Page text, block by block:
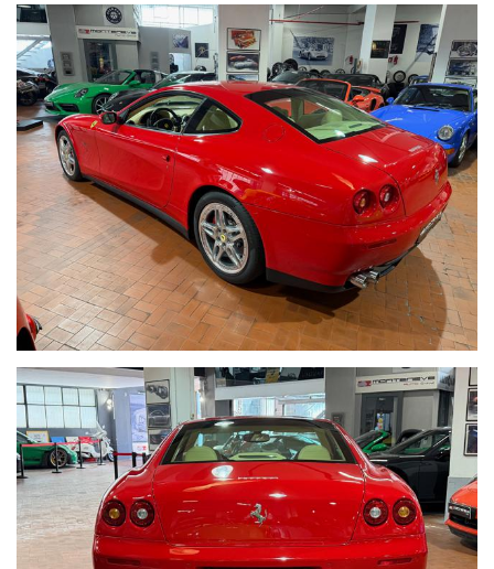
_____CONTO VENDITA ED ASSISTENZA ALLA VENDITA_____
SE VOLETE VENDERE LA VOSTRA AUTO SENZA DOVERVI
OCCUPARE DI TRATTATIVE E PAGAMENTI POSSIAMO
OCCUPARCENE NOI, METTIAMO A DISPOSIZIONE LA NOSTRA
SERIETA' E COMPETENZA,CUSTODIAMO LA VOSTRA VETTURA
NEL NOSTRO SHOWROOM,VALUTIAMO LE OFFERTE
PERVENUTECI E VI INFORMIAMO IN TEMPO REALE CERCANDO
SEMPRE DI TENERE CONTO DELLE VOSTRE ESIGENZE